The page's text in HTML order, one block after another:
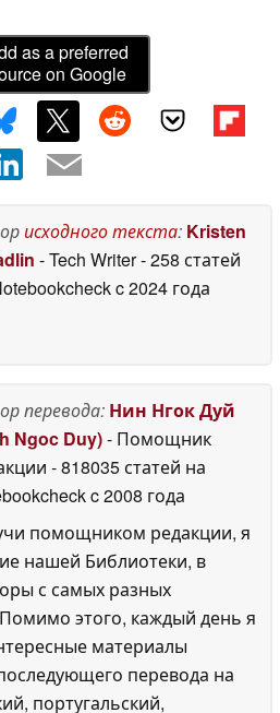
as a preferred
on Google
исходного текста: Kristen
- Tech Writer- 258 статей
c 2024 года
перевода: Нин Нгок Дуй
Ngoc Duy)- Помощник
- 818035 статей на
c 2008 года
помощником редакции, я
нашей Библиотеки, в
с самых разных
этого, каждый день я
материалы
перевода на
португальский,